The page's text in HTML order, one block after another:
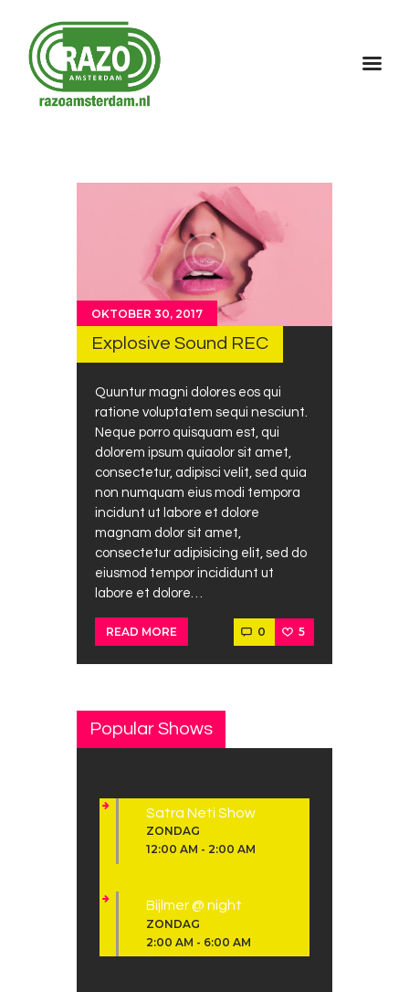
Home
OKTOBER 30, 2017
Explosive Sound REC
Quuntur magni dolores eos qui
ratione voluptatem sequi nesciunt.
Neque porro quisquam est, qui
dolorem ipsum quiaolor sit amet,
consectetur, adipisci velit, sed quia
non numquam eius modi tempora
incidunt ut labore et dolore
magnam dolor sit amet,
consectetur adipisicing elit, sed do
eiusmod tempor incididunt ut
labore et dolore…
READ MORE 0 5
Popular Shows
Satra Neti Show
ZONDAG
12:00 AM - 2:00 AM
Bijlmer @ night
ZONDAG
2:00 AM - 6:00 AM